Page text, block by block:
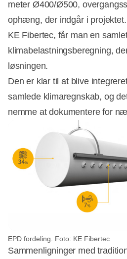
meter Ø400/Ø500,
ophæng, der indgår i
KE Fibertec, får man en
klimabelastningsberegning,
løsningen.
Den er klar til at blive
samlede klimaregnskab, og
nemme at dokumentere for
EPD fordeling. Foto: KE Fibertec
Sammenligninger med